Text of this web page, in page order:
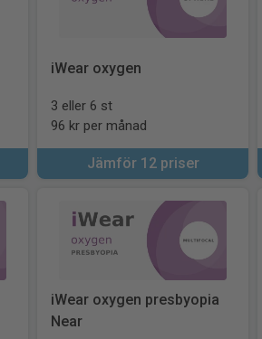
iWear oxygen
3 eller 6 st
96 kr per månad
Jämför 12 priser
iWear oxygen presbyopia
Near